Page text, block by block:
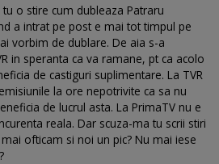
o stire cum dubleaza Patraru
a intrat pe post e mai tot timpul pe
vorbim de dublare. De aia s-a
in speranta ca va ramane, pt ca acolo
de castiguri suplimentare. La TVR
la ore nepotrivite ca sa nu
de lucrul asta. La PrimaTV nu e
reala. Dar scuza-ma tu scrii stiri
ofticam si noi un pic? Nu mai iese